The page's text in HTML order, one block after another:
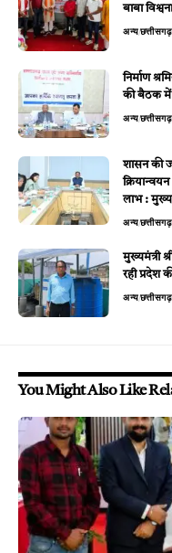
बाबा
अन्यछत्तीसगढ़
निर्माण
की बैठक में
अन्यछत्तीसगढ़
शासन की
लाभ :
अन्यछत्तीसगढ़
मुख्यमंत्री
रही प्रदेश
अन्यछत्तीसगढ़
You Might Also Like